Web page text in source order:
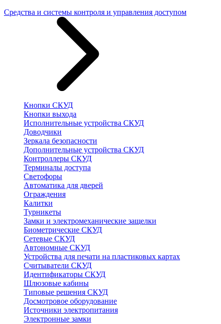
Средства и системы контроля и управления доступом
Кнопки СКУД
Кнопки выхода
Исполнительные устройства СКУД
Доводчики
Зеркала безопасности
Дополнительные устройства СКУД
Контроллеры СКУД
Терминалы доступа
Светофоры
Автоматика для дверей
Ограждения
Калитки
Турникеты
Замки и электромеханические защелки
Биометрические СКУД
Сетевые СКУД
Автономные СКУД
Устройства для печати на пластиковых картах
Считыватели СКУД
Идентификаторы СКУД
Шлюзовые кабины
Типовые решения СКУД
Досмотровое оборудование
Источники электропитания
Электронные замки